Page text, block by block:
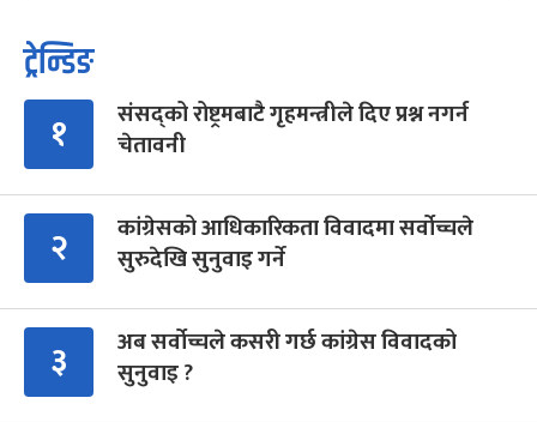
ट्रेन्डिङ
१
संसद्को रोष्ट्रमबाटै गृहमन्त्रीले दिए प्रश्न नगर्न
चेतावनी
२
कांग्रेसको आधिकारिकता विवादमा सर्वोच्चले
सुरुदेखि सुनुवाइ गर्ने
३
अब सर्वोच्चले कसरी गर्छ कांग्रेस विवादको
सुनुवाइ ?